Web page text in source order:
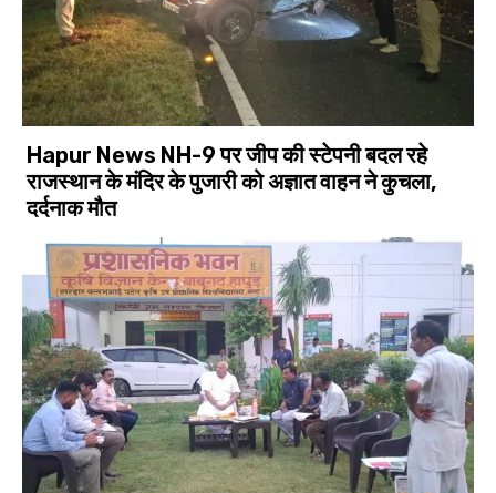
Hapur News NH-9 पर जीप की स्टेपनी बदल रहे
राजस्थान के मंदिर के पुजारी को अज्ञात वाहन ने कुचला,
दर्दनाक मौत